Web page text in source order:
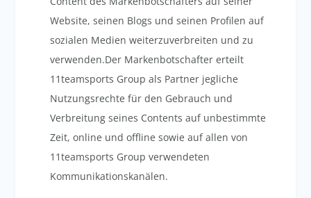
Website, seinen Blogs und seinen Profilen auf
sozialen Medien weiterzuverbreiten und zu
verwenden.Der Markenbotschafter erteilt
11teamsports Group als Partner jegliche
Nutzungsrechte für den Gebrauch und
Verbreitung seines Contents auf unbestimmte
Zeit, online und offline sowie auf allen von
11teamsports Group verwendeten
Kommunikationskanälen.